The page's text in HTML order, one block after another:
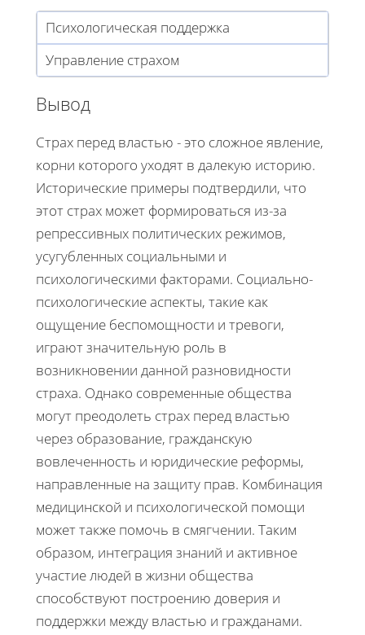
Психологическая поддержка
Управление страхом
Вывод
Страх перед властью - это сложное явление,
корни которого уходят в далекую историю.
Исторические примеры подтвердили, что
этот страх может формироваться из-за
репрессивных политических режимов,
усугубленных социальными и
психологическими факторами. Социально-
психологические аспекты, такие как
ощущение беспомощности и тревоги,
играют значительную роль в
возникновении данной разновидности
страха. Однако современные общества
могут преодолеть страх перед властью
через образование, гражданскую
вовлеченность и юридические реформы,
направленные на защиту прав. Комбинация
медицинской и психологической помощи
может также помочь в смягчении. Таким
образом, интеграция знаний и активное
участие людей в жизни общества
способствуют построению доверия и
поддержки между властью и гражданами.